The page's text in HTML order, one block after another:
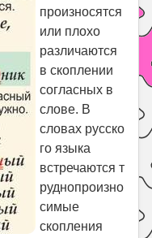
произносятся
или плохо
различаются
в скоплении
согласных в
слове. В
словах русско
го языка
встречаются т
руднопроизно
симые
скопления